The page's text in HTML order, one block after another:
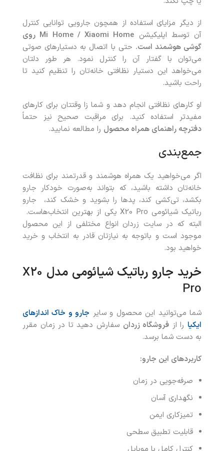
از دیگر مزایای استفاده از همچون جارویی توانایی کنترل
آن توسط اپلیکیشن Mi Home / Xiaomi Home روی
گوشی هوشمند است. حتی با اتصال به دستیارهای صوتی
می‌توان با گفتار آن را کنترل نمود. هر طور دلتان
می‌خواهد این دستیار نظافتی خانه‌تان را تنظیم کنید تا
راحت باشید.
او کارهای نظافتی انجام دهد و شما زا وقتتان برای کارهای
مفیدتر استفاده کنید. برای مراقبت صحیح نیز حتماً
دفترچه راهنمای همراه محصول را مطالعه نمایید.
جمع‌بندی
اگر می‌خواهید یک همراه هوشمند و قدرتمند برای نظافت
خانه‌تان داشته باشید، که بتواند به‌صورت خودکار جارو
بکشد، تی‌کشی کند، پدها را بشوید و خشک کند، ‌ جارو
رباتیک شیائومی X20 Pro یکی از بهترین انتخاب‌هاست.
البته که در سایت زردان انواع مختلفی از این محصول
موجود است و باتوجه به نیازتان قادر به انتخاب و خرید
خواهید بود.
خرید جارو رباتیک شیائومی مدل X20
Pro
شما می‌توانید این محصول و سایر جارو و خاک اندازهای
ایکیا را از فروشگاه زردان سفارش دهید تا در زمان مقرر
به دست شما برسد.
کاربردهای این جارو:
صرفه‌جویی در زمان
نگهداری آسان
تمیزکاری ایمن
قابلیت تطبیق سطحی